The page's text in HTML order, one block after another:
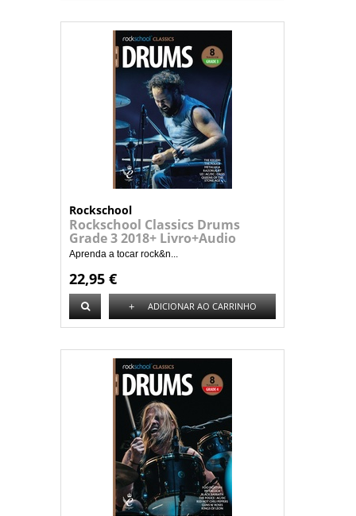
Rockschool
Rockschool Classics Drums
Grade 3 2018+ Livro+Audio
Aprenda a tocar rock&n...
22,95 €
+ ADICIONAR AO CARRINHO